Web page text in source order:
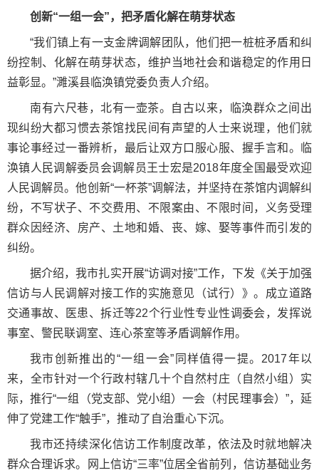
创新“一组一会”，把矛盾化解在萌芽状态
“我们镇上有一支金牌调解团队，他们把一桩桩矛盾和纠
纷控制、化解在萌芽状态，维护当地社会和谐稳定的作用日
益彰显。”濉溪县临涣镇党委负责人介绍。
南有六尺巷，北有一壶茶。自古以来，临涣群众之间出
现纠纷大都习惯去茶馆找民间有声望的人士来说理，他们就
事论事经过一番辨析，最后让双方口服心服、握手言和。临
涣镇人民调解委员会调解员王士宏是2018年度全国最受欢迎
人民调解员。他创新“一杯茶”调解法，并坚持在茶馆内调解纠
纷，不写状子、不交费用、不限案由、不限时间，义务受理
群众因经济、房产、土地和婚、丧、嫁、娶等事件而引发的
纠纷。
据介绍，我市扎实开展“访调对接”工作，下发《关于加强
信访与人民调解对接工作的实施意见（试行）》。成立道路
交通事故、医患、拆迁等22个行业性专业性调委会，发挥说
事室、警民联调室、连心茶室等矛盾调解作用。
我市创新推出的“一组一会”同样值得一提。2017年以
来，全市针对一个行政村辖几十个自然村庄（自然小组）实
际，推行“一组（党支部、党小组）一会（村民理事会）”，延
伸了党建工作“触手”，推动了自治重心下沉。
我市还持续深化信访工作制度改革，依法及时就地解决
群众合理诉求。网上信访“三率”位居全省前列，信访基础业务